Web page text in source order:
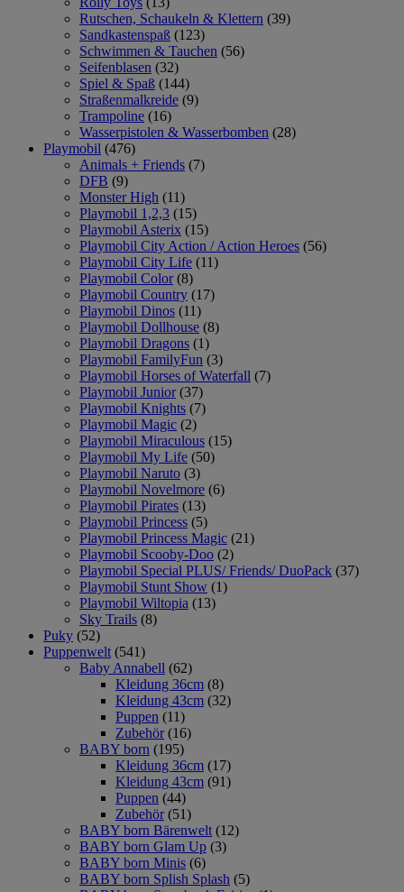
Rutschen, Schaukeln & Klettern (39)
Sandkastenspaß (123)
Schwimmen & Tauchen (56)
Seifenblasen (32)
Spiel & Spaß (144)
Straßenmalkreide (9)
Trampoline (16)
Wasserpistolen & Wasserbomben (28)
Playmobil (476)
Animals + Friends (7)
DFB (9)
Monster High (11)
Playmobil 1,2,3 (15)
Playmobil Asterix (15)
Playmobil City Action / Action Heroes (56)
Playmobil City Life (11)
Playmobil Color (8)
Playmobil Country (17)
Playmobil Dinos (11)
Playmobil Dollhouse (8)
Playmobil Dragons (1)
Playmobil FamilyFun (3)
Playmobil Horses of Waterfall (7)
Playmobil Junior (37)
Playmobil Knights (7)
Playmobil Magic (2)
Playmobil Miraculous (15)
Playmobil My Life (50)
Playmobil Naruto (3)
Playmobil Novelmore (6)
Playmobil Pirates (13)
Playmobil Princess (5)
Playmobil Princess Magic (21)
Playmobil Scooby-Doo (2)
Playmobil Special PLUS/ Friends/ DuoPack (37)
Playmobil Stunt Show (1)
Playmobil Wiltopia (13)
Sky Trails (8)
Puky (52)
Puppenwelt (541)
Baby Annabell (62)
Kleidung 36cm (8)
Kleidung 43cm (32)
Puppen (11)
Zubehör (16)
BABY born (195)
Kleidung 36cm (17)
Kleidung 43cm (91)
Puppen (44)
Zubehör (51)
BABY born Bärenwelt (12)
BABY born Glam Up (3)
BABY born Minis (6)
BABY born Splish Splash (5)